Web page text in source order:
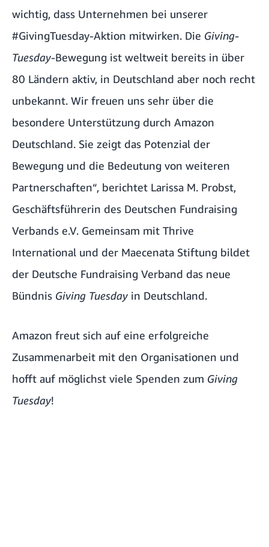
wichtig, dass Unternehmen bei unserer
#GivingTuesday-Aktion mitwirken. Die Giving-
Tuesday-Bewegung ist weltweit bereits in über
80 Ländern aktiv, in Deutschland aber noch recht
unbekannt. Wir freuen uns sehr über die
besondere Unterstützung durch Amazon
Deutschland. Sie zeigt das Potenzial der
Bewegung und die Bedeutung von weiteren
Partnerschaften“, berichtet Larissa M. Probst,
Geschäftsführerin des Deutschen Fundraising
Verbands e.V. Gemeinsam mit Thrive
International und der Maecenata Stiftung bildet
der Deutsche Fundraising Verband das neue
Bündnis Giving Tuesday in Deutschland.
Amazon freut sich auf eine erfolgreiche
Zusammenarbeit mit den Organisationen und
hofft auf möglichst viele Spenden zum Giving
Tuesday!